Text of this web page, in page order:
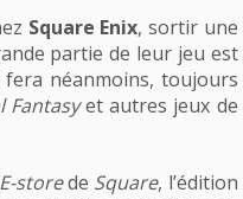
Square Enix, sortir une
partie de leur jeu est
néanmoins, toujours
Fantasyet autres jeux de
storede Square, l’édition